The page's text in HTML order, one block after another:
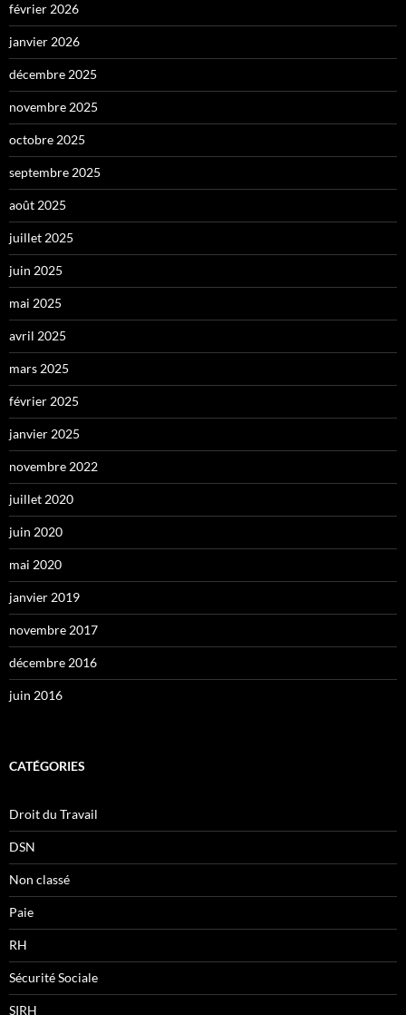
février 2026
janvier 2026
décembre 2025
novembre 2025
octobre 2025
septembre 2025
août 2025
juillet 2025
juin 2025
mai 2025
avril 2025
mars 2025
février 2025
janvier 2025
novembre 2022
juillet 2020
juin 2020
mai 2020
janvier 2019
novembre 2017
décembre 2016
juin 2016
CATÉGORIES
Droit du Travail
DSN
Non classé
Paie
RH
Sécurité Sociale
SIRH